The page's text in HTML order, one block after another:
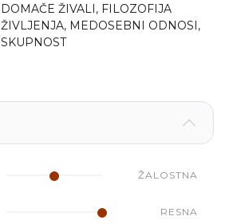
DOMAČE ŽIVALI, FILOZOFIJA
ŽIVLJENJA, MEDOSEBNI ODNOSI,
SKUPNOST
ŽALOSTNA
RESNA